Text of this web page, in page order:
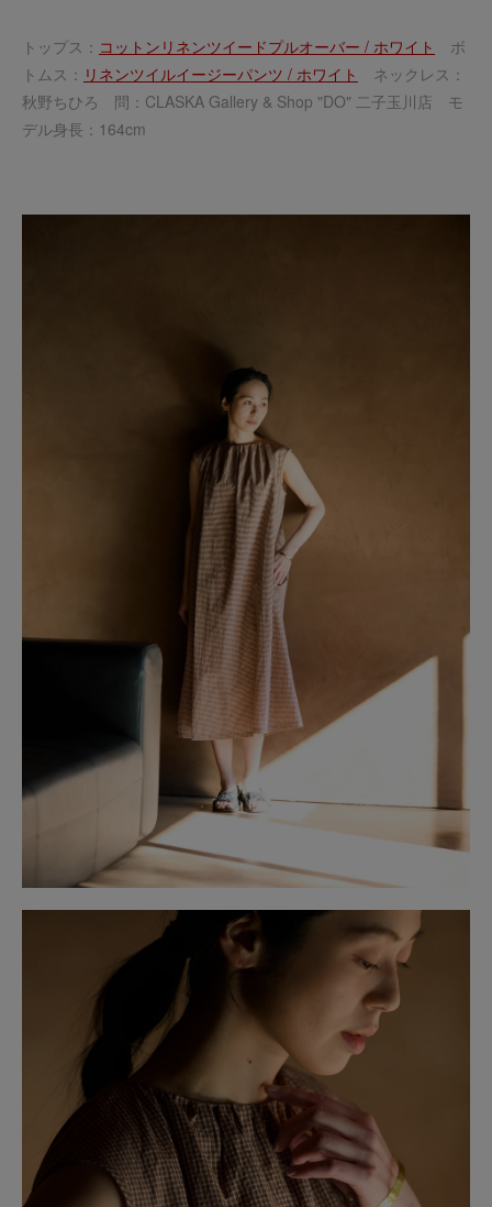
トップス： コットンリネンツイードプルオーバー / ホワイト
ボ
トムス： リネンツイルイージーパンツ / ホワイト
ネックレス：
秋野ちひろ 問：CLASKA Gallery & Shop "DO" 二子玉川店 モ
デル身長：164cm